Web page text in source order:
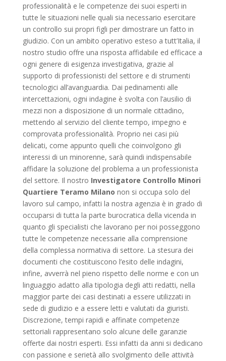
professionalità e le competenze dei suoi esperti in
tutte le situazioni nelle quali sia necessario esercitare
un controllo sui propri figli per dimostrare un fatto in
giudizio. Con un ambito operativo esteso a tutt’Italia, il
nostro studio offre una risposta affidabile ed efficace a
ogni genere di esigenza investigativa, grazie al
supporto di professionisti del settore e di strumenti
tecnologici all’avanguardia. Dai pedinamenti alle
intercettazioni, ogni indagine è svolta con l’ausilio di
mezzi non a disposizione di un normale cittadino,
mettendo al servizio del cliente tempo, impegno e
comprovata professionalità. Proprio nei casi più
delicati, come appunto quelli che coinvolgono gli
interessi di un minorenne, sarà quindi indispensabile
affidare la soluzione del problema a un professionista
del settore. Il nostro Investigatore Controllo Minori
Quartiere Teramo Milano non si occupa solo del
lavoro sul campo, infatti la nostra agenzia è in grado di
occuparsi di tutta la parte burocratica della vicenda in
quanto gli specialisti che lavorano per noi posseggono
tutte le competenze necessarie alla comprensione
della complessa normativa di settore. La stesura dei
documenti che costituiscono l’esito delle indagini,
infine, avverrà nel pieno rispetto delle norme e con un
linguaggio adatto alla tipologia degli atti redatti, nella
maggior parte dei casi destinati a essere utilizzati in
sede di giudizio e a essere letti e valutati da giuristi.
Discrezione, tempi rapidi e affinate competenze
settoriali rappresentano solo alcune delle garanzie
offerte dai nostri esperti. Essi infatti da anni si dedicano
con passione e serietà allo svolgimento delle attività